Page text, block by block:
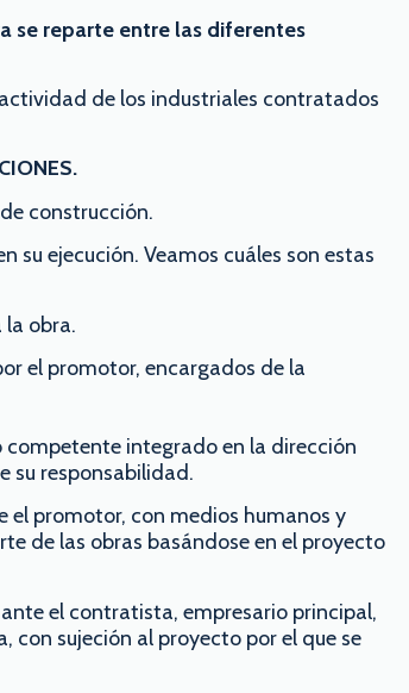
se reparte entre las diferentes
de los industriales contratados
construcción.
su ejecución. Veamos cuáles son estas
la obra.
el promotor, encargados de la
competente integrado en la dirección
su responsabilidad.
promotor, con medios humanos y
de las obras basándose en el proyecto
el contratista, empresario principal,
sujeción al proyecto por el que se